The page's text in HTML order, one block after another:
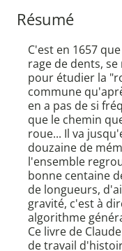
Résumé
C'est en 1657
rage de dents,
pour étudier la
commune
en a pas de si
que le chemin
roue... Il va
douzaine de
l'ensemble
bonne centaine
de longueurs,
gravité, c'est à
algorithme
Ce livre de
de travail